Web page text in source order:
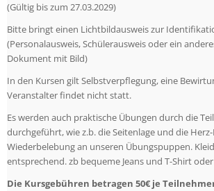
(Gültig bis zum 27.03.2029)
Bitte bringt einen Lichtbildausweis zur
(Personalausweis, Schülerausweis oder ein
Dokument mit Bild)
In den Kursen gilt Selbstverpflegung, eine
Veranstalter findet nicht statt.
Es werden auch praktische Übungen durch die
durchgeführt, wie z.b. die Seitenlage und die
Wiederbelebung an unseren Übungspuppen.
entsprechend. zb bequeme Jeans und T-Shirt
Die Kursgebühren betragen 50€ je